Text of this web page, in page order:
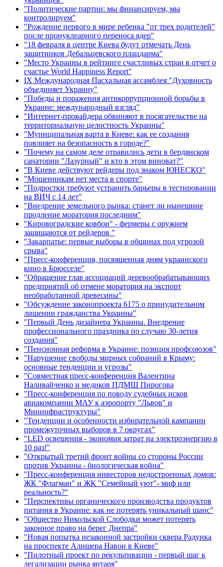
"Политические партии: мы финансируем, мы
контролируем"
"Рождение первого в мире ребенка "от трех родителей"
после пронуклеарного переноса ядер"
"18 февраля в центре Киева будут отмечать День
защитников Дебальцевского плацдарма"
"Место Украины в рейтинге счастливых стран в отчет о
счастье World Happiness Report"
ІХ Международная Пасхальная ассамблея "Духовность
объединяет Украину"
"Победы и поражения антикоррупционной борьбы в
Украине: международный взгляд"
"Интернет-провайдера обвиняют в посягательстве на
территориальную целостность Украины"
"Муниципальная варта в Киеве: как ее создания
повлияет на безопасность в городе?"
"Почему на самом деле отравились дети в бердянском
санатории "Лазурный" и кто в этом виноват?"
"В Киеве действуют рейдеры под знаком ЮНЕСКО"
"Мошенникам нет места в спорте"
"Подростки требуют устранить барьеры в тестировании
на ВИЧ с 14 лет"
"Внедрение земельного рынка: станет ли нынешние
продление моратория последним"
"Кировоградские ковбои" - фермеры с оружием
защищаются от рейдеров "
"Закарпатье: первые выборы в общинах под угрозой
срыва"
"Пресс-конференция, посвященная дням украинского
кино в Брюсселе"
"Обращение глав ассоциаций деревообрабатывающих
предприятий об отмене моратория на экспорт
необработанной древесины"
"Обсуждение законопроекта 6175 о принудительном
лишении гражданства Украины"
"Первый День дизайнера Украины. Внедрение
профессионального праздника по случаю 30-летия
создания"
"Пенсионная реформа в Украине: позиция профсоюзов"
"Нарушение свободы мирных собраний в Крыму:
основные тенденции и угрозы"
"Совместная пресс-конференция Валентина
Наливайченко и медиков ПДМШ Пирогова
"Пресс-конференция по поводу судебных исков
авиакомпании МАУ к аэропорту "Львов" и
Мининфраструктуры"
"Тенденции и особенности избирательной кампании
промежуточных выборов в 7 округах"
"LED освещения - экономия затрат на электроэнергию в
10 раз!"
"Открытый третий фронт войны со стороны России
против Украины - биологическая война"
"Пресс-конференция инвесторов недостроенных домов:
ЖК "Флагман" и ЖК "Семейный уют"- миф или
реальность?"
"Перспективы органического производства продуктов
питания в Украине: как не потерять уникальный шанс"
"Общество Никольской Слободки может потерять
законное право на берег Днепра"
"Новая попытка незаконной застройки сквера Радунка
на проспекте Алишера Навои в Киеве"
"Пилотный проект по рекультивации - первый шаг к
легализации рынка янтаря"